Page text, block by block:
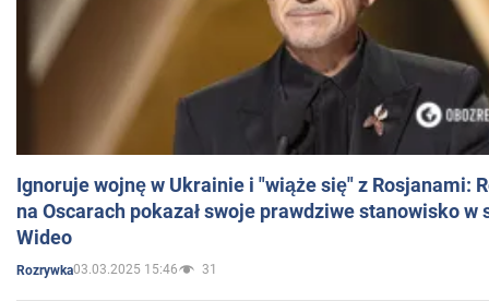
Ignoruje wojnę w Ukrainie i "wiąże się" z Rosjanami:
na Oscarach pokazał swoje prawdziwe stanowisko w
Wideo
Rozrywka03.03.2025 15:46 31